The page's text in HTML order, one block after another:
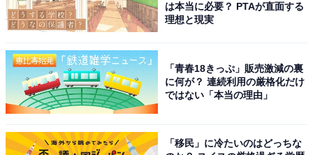
は本当に必要？ PTAが直面する
理想と現実
「青春18きっぷ」販売激減の裏
に何が？ 連続利用の厳格化だけ
ではない「本当の理由」
「移民」に冷たいのはどっちな